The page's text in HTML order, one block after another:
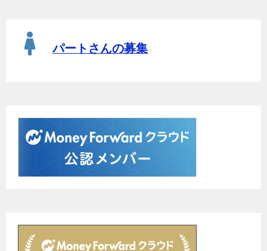
パートさんの募集